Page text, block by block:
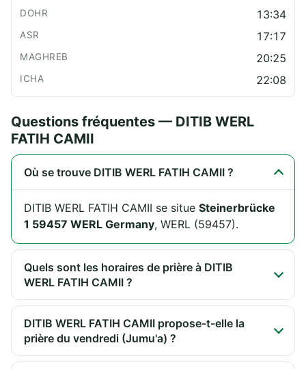
13:34
17:17
20:25
22:08
Questions fréquentes — DITIB WERL
FATIH CAMII
Où se trouve DITIB WERL FATIH CAMII ?
DITIB WERL FATIH CAMII se situe Steinerbrücke
1 59457 WERL Germany, WERL (59457).
Quels sont les horaires de prière à DITIB
WERL FATIH CAMII ?
DITIB WERL FATIH CAMII propose-t-elle la
prière du vendredi (Jumu'a) ?